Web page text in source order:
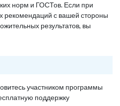
норм и ГОСТов. Если при
рекомендаций с вашей стороны
результатов, вы
участником программы
поддержку